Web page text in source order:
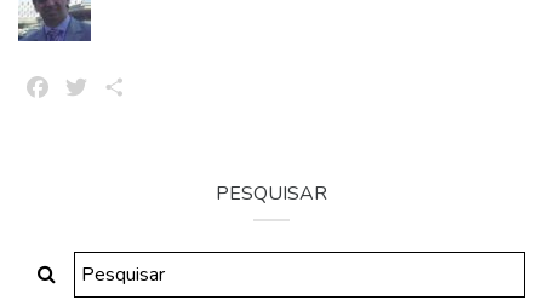
FacebookTwitter
PESQUISAR